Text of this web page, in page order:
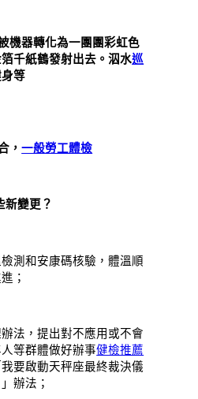
機器轉化為一團團彩虹色
千紙鶴發射出去。泅水巡
身等
，一般勞工體檢
新變更？
和安康碼核驗，體溫順
；
，提出對不應用或不會
等群體做好辦事健檢推薦
要啟動天秤座最終裁決儀
辦法；